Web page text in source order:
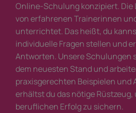
Online-Schulung konzipiert. Die
von erfahrenen Trainerinnen
unterrichtet. Das heißt, du
individuelle Fragen stellen und
Antworten. Unsere Schulungen
dem neuesten Stand und
praxisgerechten Beispielen und
erhältst du das nötige Rüstzeug,
beruflichen Erfolg zu sichern.